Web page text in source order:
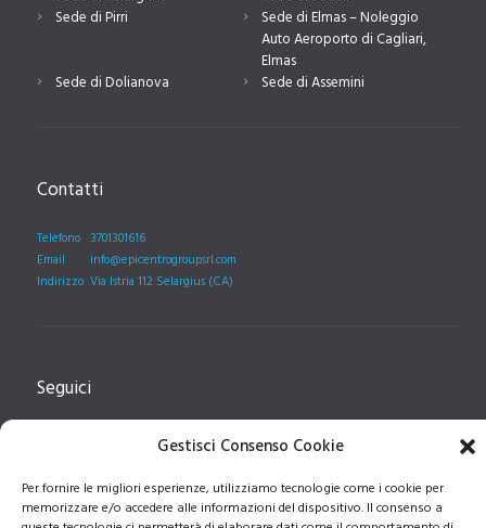
Gestisci Consenso Cookie
Per fornire le migliori esperienze, utilizziamo tecnologie come i cookie per
memorizzare e/o accedere alle informazioni del dispositivo. Il consenso a
Sede di Pirri
Sede di Elmas – Noleggio
Auto Aeroporto di Cagliari,
Elmas
Sede di Dolianova
Sede di Assemini
Contatti
Telefono 3701301616
Email
info@epicentrogroupsrl.com
Indirizzo Via Istria 112 Selargius (CA)
Seguici
Seguici sulla pagina facebook, per rimanere aggiornati